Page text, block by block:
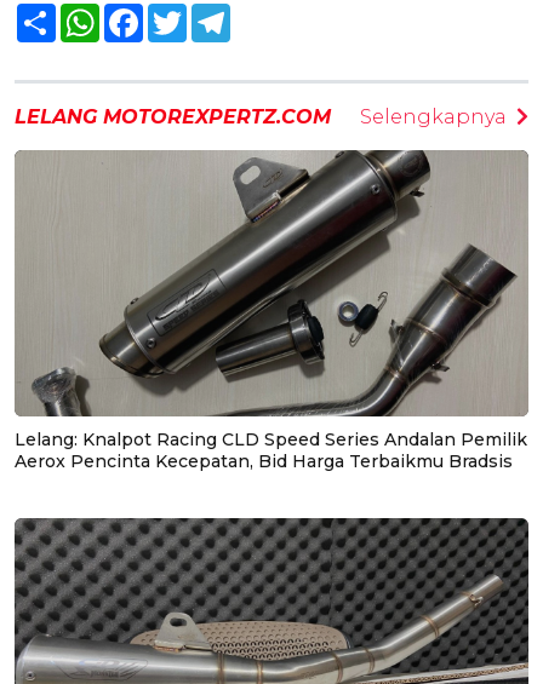
Share WhatsAppFacebook
Twitter
LELANG MOTOREXPERTZ.COM Selengkapnya
Lelang: Knalpot Racing CLD Speed Series Andalan Pemilik
Aerox Pencinta Kecepatan, Bid Harga Terbaikmu Bradsis